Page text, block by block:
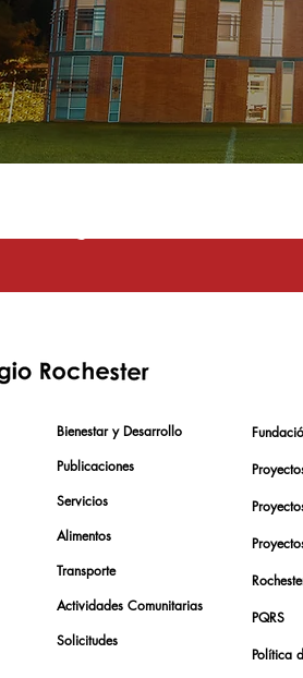
La educación
Bienestar y Desarrollo
Publicaciones
Servicios
Alimentos
Transporte
Actividades Comunitarias
Solicitudes
PQRS
Política